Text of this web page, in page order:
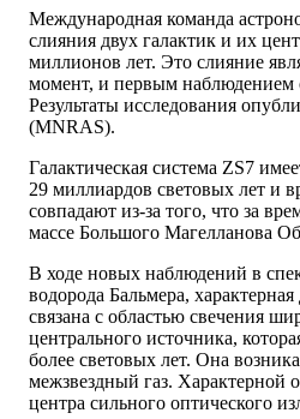
Международная команда
слияния двух галактик и их
миллионов лет. Это слияние
момент, и первым наблюдением
Результаты исследования
(MNRAS).
Галактическая система ZS7
29 миллиардов световых лет и
совпадают из-за того, что за
массе Большого Магелланова
В ходе новых наблюдений в
водорода Бальмера,
связана с областью свечения
центрального источника,
более световых лет. Она
межзвездный газ. Характерной
центра сильного оптического